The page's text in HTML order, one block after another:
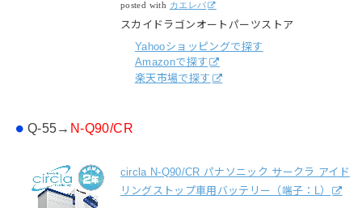
posted with カエレバ
スカイドラゴンオートパーツストア
Yahooショッピングで探す
Amazonで探す
楽天市場で探す
Q-55→ N-Q90/CR
circla N-Q90/CR パナソニック サークラ アイド
リングストップ車用バッテリー（端子：L）